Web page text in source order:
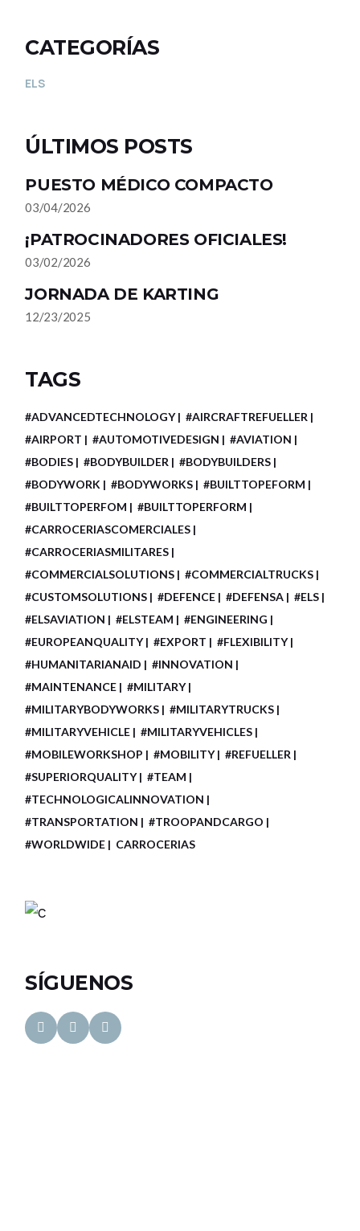
CATEGORÍAS
ELS
ÚLTIMOS POSTS
PUESTO MÉDICO COMPACTO
03/04/2026
¡PATROCINADORES OFICIALES!
03/02/2026
JORNADA DE KARTING
12/23/2025
TAGS
#ADVANCEDTECHNOLOGY
#AIRCRAFTREFUELLER
#AIRPORT
#AUTOMOTIVEDESIGN
#AVIATION
#BODIES
#BODYBUILDER
#BODYBUILDERS
#BODYWORK
#BODYWORKS
#BUILTTOPEFORM
#BUILTTOPERFOM
#BUILTTOPERFORM
#CARROCERIASCOMERCIALES
#CARROCERIASMILITARES
#COMMERCIALSOLUTIONS
#COMMERCIALTRUCKS
#CUSTOMSOLUTIONS
#DEFENCE #DEFENSA
#ELS
#ELSAVIATION
#ELSTEAM
#ENGINEERING
#EUROPEANQUALITY
#EXPORT
#FLEXIBILITY
#HUMANITARIANAID
#INNOVATION
#MAINTENANCE
#MILITARY
#MILITARYBODYWORKS
#MILITARYTRUCKS
#MILITARYVEHICLE
#MILITARYVEHICLES
#MOBILEWORKSHOP
#MOBILITY
#REFUELLER
#SUPERIORQUALITY
#TEAM
#TECHNOLOGICALINNOVATION
#TRANSPORTATION
#TROOPANDCARGO
#WORLDWIDE
CARROCERIAS
SÍGUENOS